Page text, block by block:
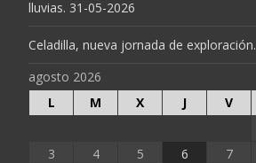
lluvias. 31-05-2026
Celadilla, nueva jornada de exploración.
agosto 2026
L
M X J V
3
4 5 6 7